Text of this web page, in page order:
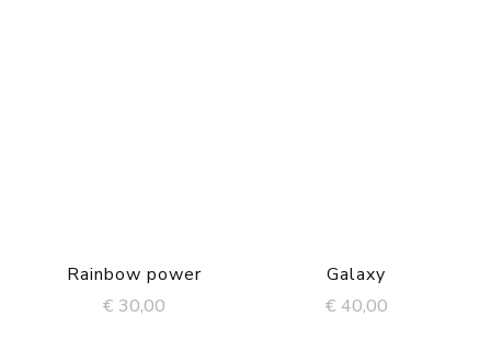
Rainbow power
€ 30,00
Galaxy
€ 40,00